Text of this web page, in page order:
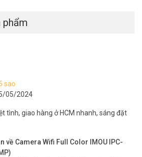
phẩm
sao
05/2024
tình, giao hàng ở HCM nhanh, sáng đặt
về Camera Wifi Full Color IMOU IPC-